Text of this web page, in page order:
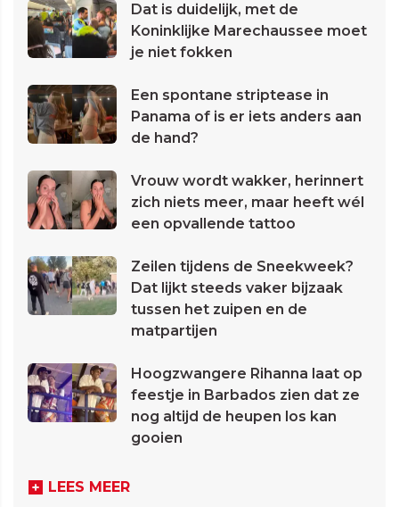
Dat is duidelijk, met de
Koninklijke Marechaussee moet
je niet fokken
Een spontane striptease in
Panama of is er iets anders aan
de hand?
Vrouw wordt wakker, herinnert
zich niets meer, maar heeft wél
een opvallende tattoo
Zeilen tijdens de Sneekweek?
Dat lijkt steeds vaker bijzaak
tussen het zuipen en de
matpartijen
Hoogzwangere Rihanna laat op
feestje in Barbados zien dat ze
nog altijd de heupen los kan
gooien
LEES MEER